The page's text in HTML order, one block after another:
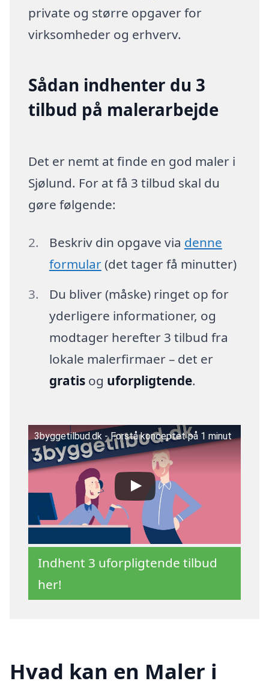
private og større opgaver for
virksomheder og erhverv.
Sådan indhenter du 3
tilbud på malerarbejde
Det er nemt at finde en god maler i
Sjølund. For at få 3 tilbud skal du
gøre følgende:
Beskriv din opgave via denne
formular(det tager få minutter)
Du bliver (måske) ringet op for
yderligere informationer, og
modtager herefter 3 tilbud fra
lokale malerfirmaer – det er
gratisog uforpligtende.
3byggetilbud.dk - Forstå konceptet på 1 minut
Indhent 3 uforpligtende tilbud
her!
Hvad kan en Maler i